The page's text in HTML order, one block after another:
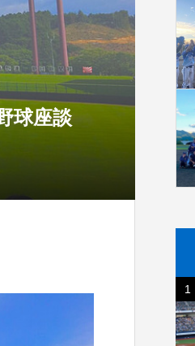
球座談
1